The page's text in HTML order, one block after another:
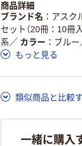
仕組
ある
この商品の環境配慮
ア詳細／加点項目
商品詳細
ブランド名
アスク
セット（20冊：10冊
系／ カラー ブルー
もっと見る
類似商品と比較
一緒に購入